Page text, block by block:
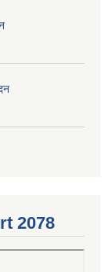
2078